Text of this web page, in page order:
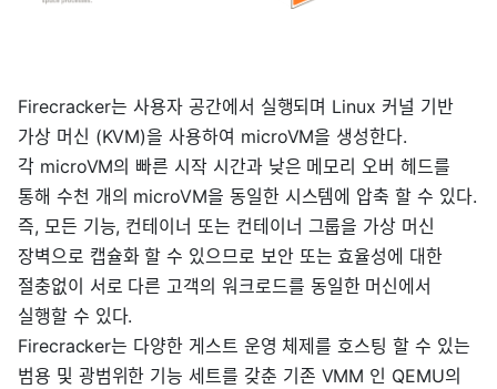
Firecracker는 사용자 공간에서 실행되며 Linux 커널 기반
가상 머신 (KVM)을 사용하여 microVM을 생성한다.
각 microVM의 빠른 시작 시간과 낮은 메모리 오버 헤드를
통해 수천 개의 microVM을 동일한 시스템에 압축 할 수 있다.
즉, 모든 기능, 컨테이너 또는 컨테이너 그룹을 가상 머신
장벽으로 캡슐화 할 수 있으므로 보안 또는 효율성에 대한
절충없이 서로 다른 고객의 워크로드를 동일한 머신에서
실행할 수 있다.
Firecracker는 다양한 게스트 운영 체제를 호스팅 할 수 있는
범용 및 광범위한 기능 세트를 갖춘 기존 VMM 인 QEMU의